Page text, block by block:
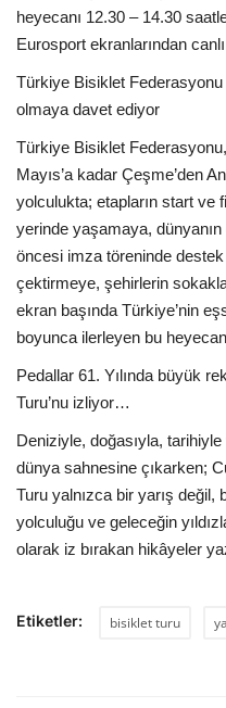
heyecanı 12.30 – 14.30
Eurosport ekranlarından
Türkiye Bisiklet
olmaya davet ediyor
Türkiye Bisiklet
Mayıs’a kadar Çeşme’den
yolculukta; etapların start ve
yerinde yaşamaya,
öncesi imza töreninde
çektirmeye, şehirlerin
ekran başında Türkiye’nin
boyunca ilerleyen bu
Pedallar 61. Yılında büyük
Turu’nu izliyor…
Deniziyle, doğasıyla,
dünya sahnesine çıkarken;
Turu yalnızca bir yarış
yolculuğu ve geleceğin
olarak iz bırakan hikâyeler
Etiketler: bisiklet turu